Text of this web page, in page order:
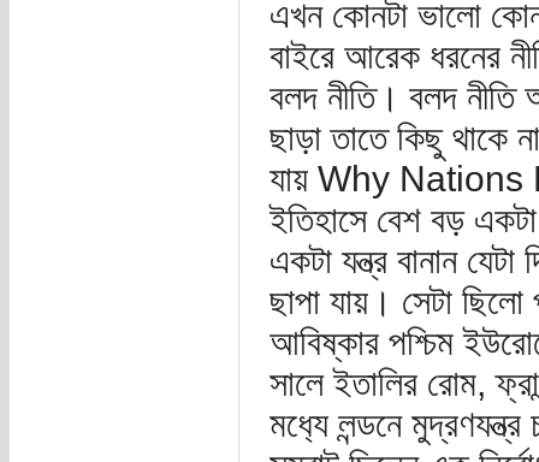
এখন কোনটা ভালো
বাইরে আরেক ধরনের
বলদ নীতি। বলদ নীতি
ছাড়া তাতে কিছু থাকে
যায় Why Nations
ইতিহাসে বেশ বড় একটা
একটা যন্ত্র বানান
ছাপা যায়। সেটা
আবিষ্কার পশ্চিম
সালে ইতালির রোম,
মধ‍্যে লন্ডনে